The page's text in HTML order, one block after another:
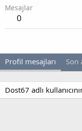
Mesajlar
0
Profil mesajları Son
Dost67 adlı